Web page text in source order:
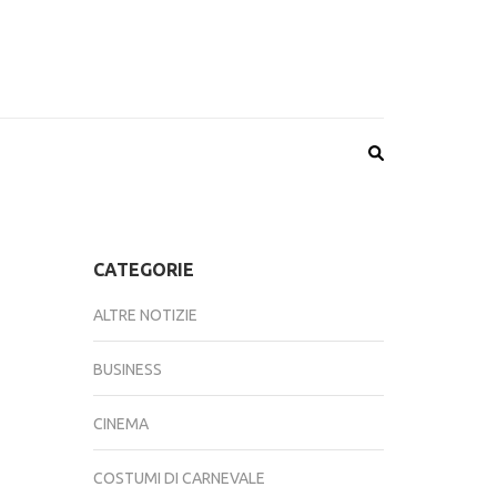
CATEGORIE
ALTRE NOTIZIE
BUSINESS
CINEMA
COSTUMI DI CARNEVALE